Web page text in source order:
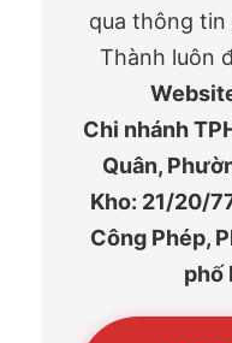
qua thông tin
Thành luôn
Chi nhánh
Quân,
Kho: 21/20/
Công Phép,
phố